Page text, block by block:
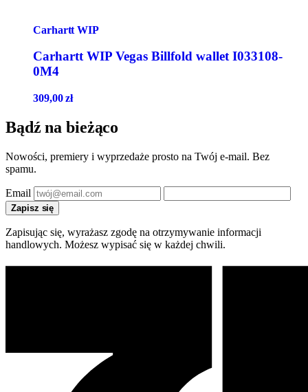
Carhartt WIP
Carhartt WIP Vegas Billfold wallet I033108-
0M4
309,00zł
Bądź na bieżąco
Nowości, premiery i wyprzedaże prosto na Twój e-mail. Bez
spamu.
Email
Zapisz się
Zapisując się, wyrażasz zgodę na otrzymywanie informacji
handlowych. Możesz wypisać się w każdej chwili.